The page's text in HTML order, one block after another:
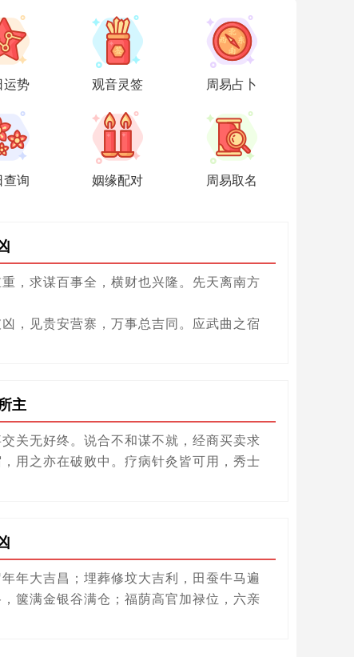
运势 观音灵签 周易占卜
查询 姻缘配对 周易取名
，求谋百事全，横财也兴隆。先天离南方
，见贵安营寨，万事总吉同。应武曲之宿
主
关无好终。说合不和谋不就，经商买卖求
用之亦在破败中。疗病针灸皆可用，秀士
年大吉昌；埋葬修坟大吉利，田蚕牛马遍
箧满金银谷满仓；福荫高官加禄位，六亲